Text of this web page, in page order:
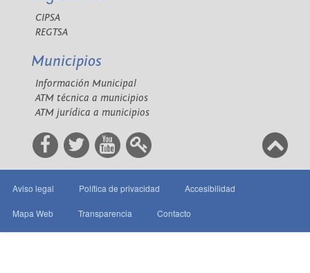
CIPSA
REGTSA
Municipios
Información Municipal
ATM técnica a municipios
ATM jurídica a municipios
Aviso legal Política de privacidad Accesibilidad
Mapa Web Transparencia Contacto